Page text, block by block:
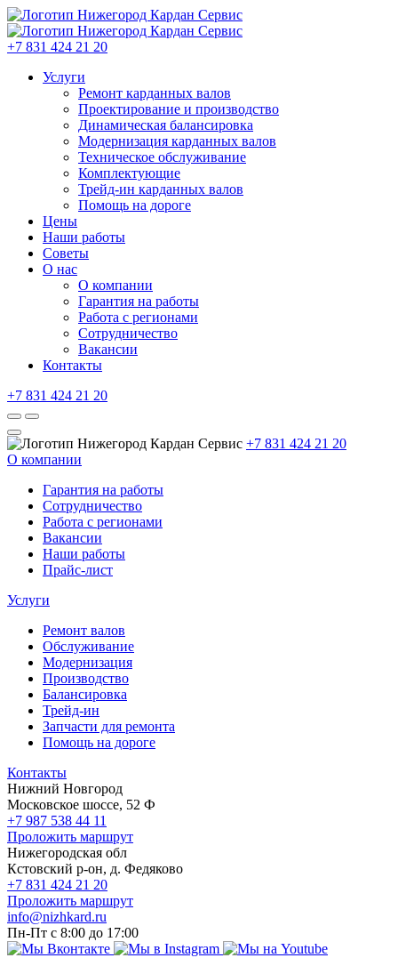
+7 831 424 21 20
Услуги
Ремонт карданных валов
Проектирование и производство
Динамическая балансировка
Модернизация карданных валов
Техническое обслуживание
Комплектующие
Трейд-ин карданных валов
Помощь на дороге
Цены
Наши работы
Советы
О нас
О компании
Гарантия на работы
Работа с регионами
Сотрудничество
Вакансии
Контакты
+7 831 424 21 20
+7 831 424 21 20
О компании
Гарантия на работы
Сотрудничество
Работа с регионами
Вакансии
Наши работы
Прайс-лист
Услуги
Ремонт валов
Обслуживание
Модернизация
Производство
Балансировка
Трейд-ин
Запчасти для ремонта
Помощь на дороге
Контакты
Нижний Новгород
Московское шоссе, 52 Ф
+7 987 538 44 11
Проложить маршрут
Нижегородская обл
Кстовский р-он, д. Федяково
+7 831 424 21 20
Проложить маршрут
info@nizhkard.ru
Пн-Пт с 8:00 до 17:00